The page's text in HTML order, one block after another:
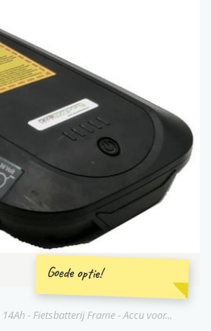
Goede optie!
- Fietsbatterij Frame - Accu voor...